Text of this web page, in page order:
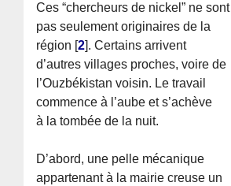
Ces “chercheurs de nickel” ne sont
pas seulement originaires de la
région [2]. Certains arrivent
d’autres villages proches, voire de
l’Ouzbékistan voisin. Le travail
commence à l’aube et s’achève
à la tombée de la nuit.
D’abord, une pelle mécanique
appartenant à la mairie creuse un